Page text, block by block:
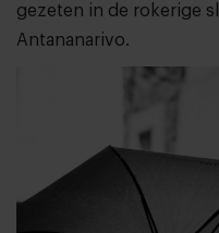
gezeten in de rokerige
Antananarivo.